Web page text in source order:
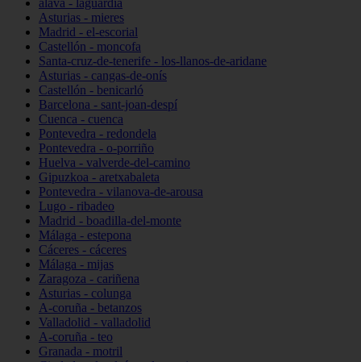
álava - laguardia
Asturias - mieres
Madrid - el-escorial
Castellón - moncofa
Santa-cruz-de-tenerife - los-llanos-de-aridane
Asturias - cangas-de-onís
Castellón - benicarló
Barcelona - sant-joan-despí
Cuenca - cuenca
Pontevedra - redondela
Pontevedra - o-porriño
Huelva - valverde-del-camino
Gipuzkoa - aretxabaleta
Pontevedra - vilanova-de-arousa
Lugo - ribadeo
Madrid - boadilla-del-monte
Málaga - estepona
Cáceres - cáceres
Málaga - mijas
Zaragoza - cariñena
Asturias - colunga
A-coruña - betanzos
Valladolid - valladolid
A-coruña - teo
Granada - motril